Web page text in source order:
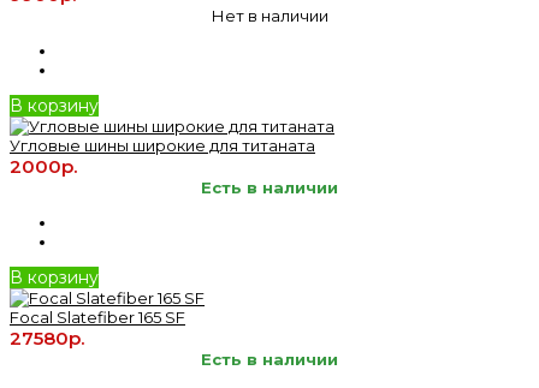
Нет в наличии
В корзину
Угловые шины широкие для титаната
2000р.
Есть в наличии
В корзину
Focal Slatefiber 165 SF
27580р.
Есть в наличии